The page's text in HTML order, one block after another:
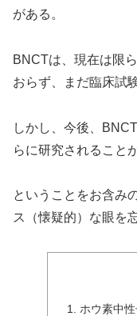
がある。
BNCTは、現在は限
おらず、まだ臨床試
しかし、今後、
らに研究されること
ということをお含み
ス（懐疑的）な眼を
ホウ素中